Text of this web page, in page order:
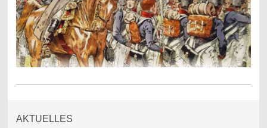
AKTUELLES